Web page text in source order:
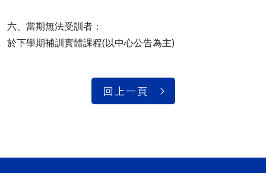
六、當期無法受訓者：
於下學期補訓實體課程(以中心公告為主)
回上一頁